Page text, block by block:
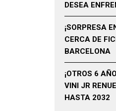
DESEA
¡SORPRESA
CERCA DE
BARCELONA
¡OTROS 6
VINI JR
HASTA 2032